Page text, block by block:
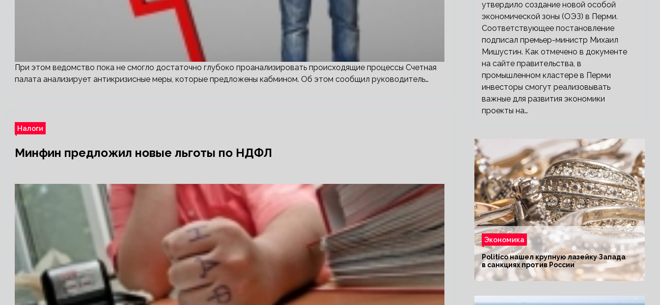
При этом ведомство пока не смогло достаточно глубоко проанализировать происходящие процессы Счетная
палата анализирует антикризисные меры, которые предложены кабмином. Об этом сообщил руководитель…
Налоги
Минфин предложил новые льготы по НДФЛ
утвердило создание новой особой
экономической зоны (ОЭЗ) в Перми.
Соответствующее постановление
подписал премьер-министр Михаил
Мишустин. Как отмечено в документе
на сайте правительства, в
промышленном кластере в Перми
инвесторы смогут реализовывать
важные для развития экономики
проекты на…
Экономика
Politico нашел крупную лазейку Запада
в санкциях против России